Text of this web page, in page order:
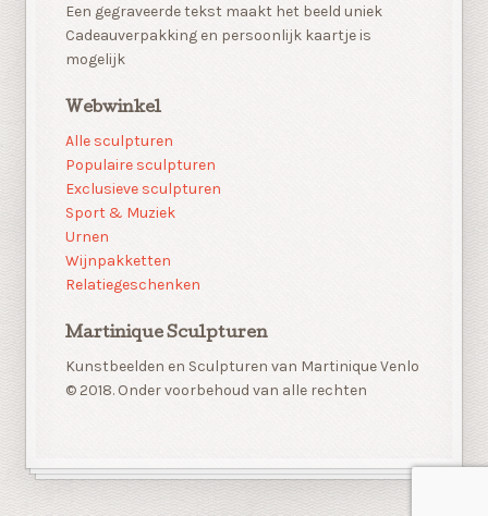
Een gegraveerde tekst maakt het beeld uniek
Cadeauverpakking en persoonlijk kaartje is
mogelijk
Webwinkel
Alle sculpturen
Populaire sculpturen
Exclusieve sculpturen
Sport & Muziek
Urnen
Wijnpakketten
Relatiegeschenken
Martinique Sculpturen
Kunstbeelden en Sculpturen van Martinique Venlo
© 2018. Onder voorbehoud van alle rechten